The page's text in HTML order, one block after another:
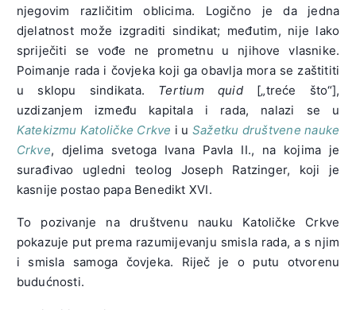
njegovim različitim oblicima. Logično je da jedna
djelatnost može izgraditi sindikat; međutim, nije lako
spriječiti se vođe ne prometnu u njihove vlasnike.
Poimanje rada i čovjeka koji ga obavlja mora se zaštititi
u sklopu sindikata. Tertium quid[„treće što“],
uzdizanjem između kapitala i rada, nalazi se u
Katekizmu Katoličke Crkve i u Sažetku društvene nauke
Crkve, djelima svetoga Ivana Pavla II., na kojima je
surađivao ugledni teolog Joseph Ratzinger, koji je
kasnije postao papa Benedikt XVI.
To pozivanje na društvenu nauku Katoličke Crkve
pokazuje put prema razumijevanju smisla rada, a s njim
i smisla samoga čovjeka. Riječ je o putu otvorenu
budućnosti.